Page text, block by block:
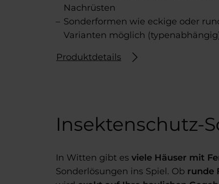
Nachrüsten
Sonderformen wie eckige oder
Varianten möglich
Produktdetails
Insektenschutz-
In Witten gibt es viele Häuser mit
Sonderlösungen ins Spiel. Ob runde